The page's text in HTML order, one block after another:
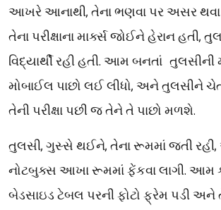
આખરે આનાથી, તેના ભણવા પર અસર થવા
તેના પરીક્ષાના માર્ક્સ જોઈને હેરાન હતી,
વિદ્યાર્થી રહી હતી. આમ બનતાં તુલસીની
મોબાઈલ પાછો લઈ લીધો, અને તુલસીને
તેની પરીક્ષા પછી જ તેને તે પાછો મળશે.
તુલસી, ગુસ્સે થઈને, તેના રૂમમાં જતી રહી,
નોટબુક્સ આખા રૂમમાં ફેંકવા લાગી. આમ
બેડસાઇડ ટેબલ પરની ફોટો ફ્રેમ પડી અને